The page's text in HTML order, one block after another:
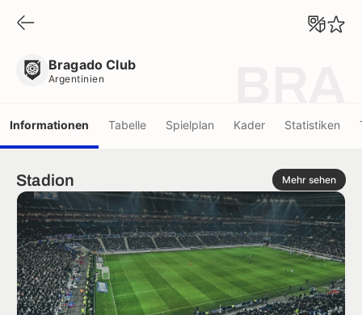
Bragado Club
Argentinien
Informationen Tabelle Spielplan Kader Statistiken
Stadion Mehr sehen